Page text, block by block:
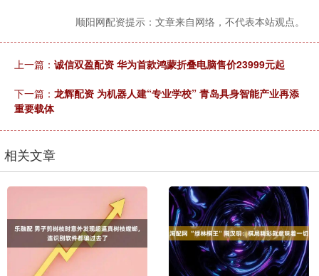
顺阳网配资提示：文章来自网络，不代表本站观点。
上一篇： 诚信双盈配资 华为首款鸿蒙折叠电脑售价23999元起
下一篇： 龙辉配资 为机器人建“专业学校” 青岛具身智能产业再添
重要载体
相关文章